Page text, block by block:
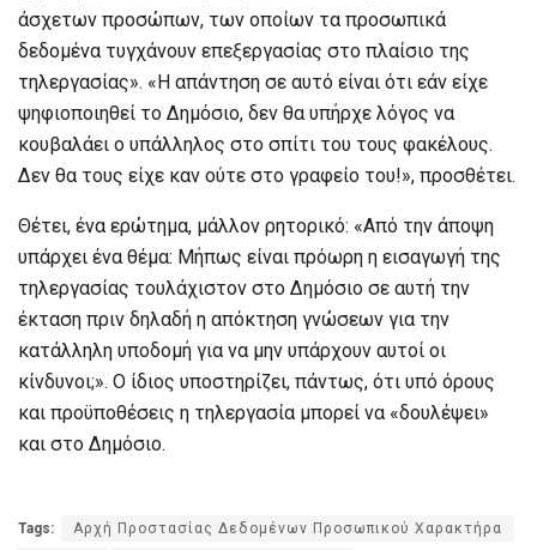
άσχετων προσώπων, των οποίων τα προσωπικά
δεδομένα τυγχάνουν επεξεργασίας στο πλαίσιο της
τηλεργασίας». «Η απάντηση σε αυτό είναι ότι εάν είχε
ψηφιοποιηθεί το Δημόσιο, δεν θα υπήρχε λόγος να
κουβαλάει ο υπάλληλος στο σπίτι του τους φακέλους.
Δεν θα τους είχε καν ούτε στο γραφείο του!», προσθέτει.
Θέτει, ένα ερώτημα, μάλλον ρητορικό: «Από την άποψη
υπάρχει ένα θέμα: Μήπως είναι πρόωρη η εισαγωγή της
τηλεργασίας τουλάχιστον στο Δημόσιο σε αυτή την
έκταση πριν δηλαδή η απόκτηση γνώσεων για την
κατάλληλη υποδομή για να μην υπάρχουν αυτοί οι
κίνδυνοι;». Ο ίδιος υποστηρίζει, πάντως, ότι υπό όρους
και προϋποθέσεις η τηλεργασία μπορεί να «δουλέψει»
και στο Δημόσιο.
Tags:
Αρχή Προστασίας Δεδομένων Προσωπικού Χαρακτήρα